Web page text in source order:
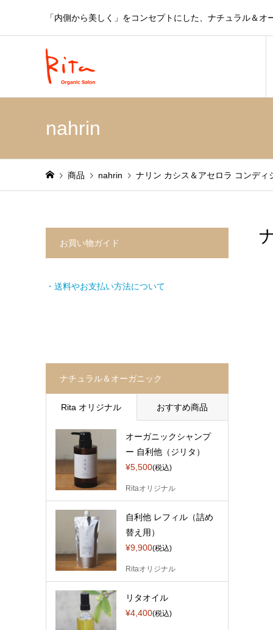
「内側から美しく」をコンセプトにした、ナチュラル＆
nahrin
商品 nahrin ナリン カシス＆アセロラ コンディ
お買い物ガイド
・送料やお支払い方法について
ナチュラル＆オーガニック
Rita オリジナル おすすめ商品
オーガニックシャンプ
ー 自利他（ジリタ）
¥5,500(税込)
Ritaオリジナル
自利他 レフィル（詰め
替え用）
¥9,900(税込)
Ritaオリジナル
リタオイル
¥4,400(税込)